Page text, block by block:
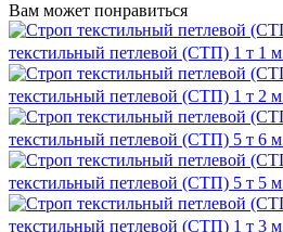
Вам может понравиться
текстильный петлевой (СТП) 1 т 1 м
текстильный петлевой (СТП) 1 т 2 м
текстильный петлевой (СТП) 5 т 6 м
текстильный петлевой (СТП) 5 т 5 м
текстильный петлевой (СТП) 1 т 3 м